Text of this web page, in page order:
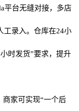
平台无缝对接，多店
工录入。仓库在24小
时发货”要求，提升
商家可实现“一个后